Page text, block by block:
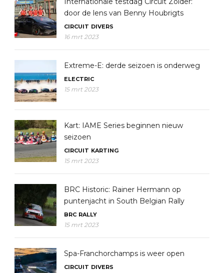
door de lens van Benny Houbrigts
CIRCUIT DIVERS
16 mrt 2023
Extreme-E: derde seizoen is onderweg
ELECTRIC
15 mrt 2023
Kart: IAME Series beginnen nieuw
seizoen
CIRCUIT KARTING
15 mrt 2023
BRC Historic: Rainer Hermann op
puntenjacht in South Belgian Rally
BRC RALLY
15 mrt 2023
Spa-Franchorchamps is weer open
CIRCUIT DIVERS